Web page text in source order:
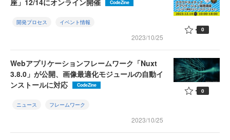
座」12/14にオンライン開催
CodeZine
開発プロセス イベント情報
2023/10/25
0
Webアプリケーションフレームワーク「Nuxt
3.8.0」が公開、画像最適化モジュールの自動イ
ンストールに対応
CodeZine
ニュース フレームワーク
2023/10/25
0